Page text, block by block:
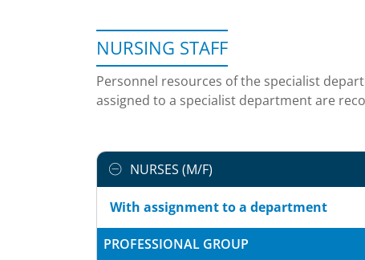
NURSING STAFF
Personnel resources of the specialist
assigned to a specialist department are
NURSES (M/F)
With assignment to a department
PROFESSIONAL GROUP